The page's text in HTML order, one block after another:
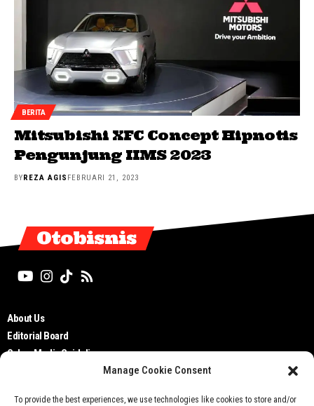
Manage Cookie Consent
To provide the best experiences, we use technologies like cookies to store and/or
BERITA
Mitsubishi XFC Concept Hipnotis
Pengunjung IIMS 2023
BY REZA AGIS FEBRUARI 21, 2023
Otobisnis
About Us
Editorial Board
Cyber Media Guidelines